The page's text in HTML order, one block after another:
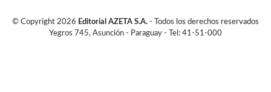
© Copyright 2026 Editorial AZETA S.A. - Todos los derechos reservados
Yegros 745, Asunción - Paraguay - Tel: 41-51-000